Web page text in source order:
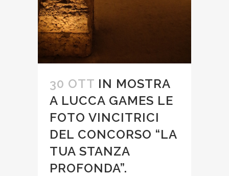
30 OTT IN MOSTRA
A LUCCA GAMES LE
FOTO VINCITRICI
DEL CONCORSO “LA
TUA STANZA
PROFONDA”.